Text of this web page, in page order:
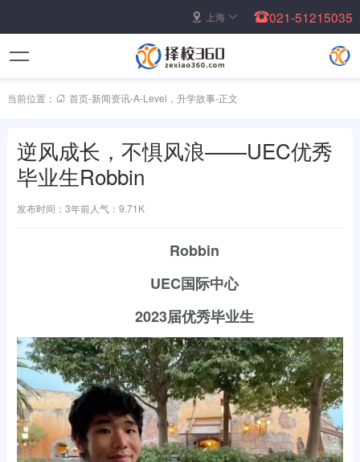
上海 021-51215035
当前位置： 首页-新闻资讯-A-Level ， 升学故事-正文
逆风成长，不惧风浪——UEC优秀
毕业生Robbin
发布时间：3年前人气：9.71K
Robbin
UEC国际中心
2023届优秀毕业生